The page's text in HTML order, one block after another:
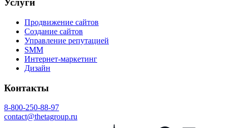
Услуги
Продвижение сайтов
Создание сайтов
Управление репутацией
SMM
Интернет-маркетинг
Дизайн
Контакты
8-800-250-88-97
contact@thetagroup.ru